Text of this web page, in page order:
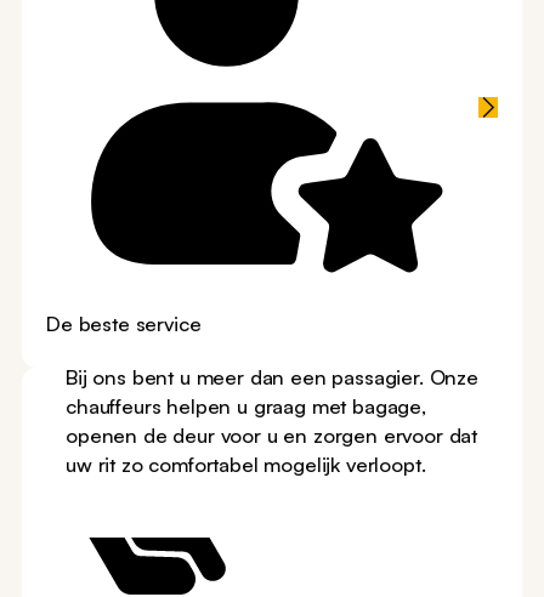
De beste service
Bij ons bent u meer dan een passagier. Onze
chauffeurs helpen u graag met bagage,
openen de deur voor u en zorgen ervoor dat
uw rit zo comfortabel mogelijk verloopt.